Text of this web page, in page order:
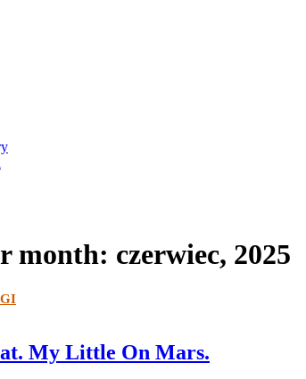
month: czerwiec, 2025
My Little On Mars.